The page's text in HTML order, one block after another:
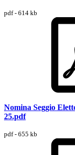
pdf - 614 kb
Nomina Seggio
25.pdf
pdf - 655 kb